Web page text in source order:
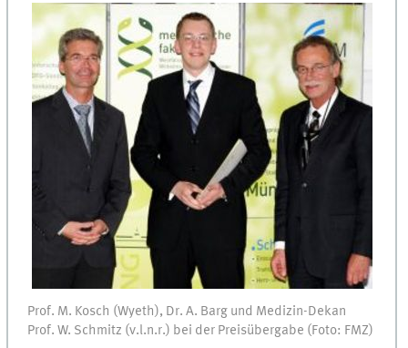
Prof. M. Kosch (Wyeth), Dr. A. Barg und Medizin-Dekan
Prof. W. Schmitz (v.l.n.r.) bei der Preisübergabe (Foto: FMZ)